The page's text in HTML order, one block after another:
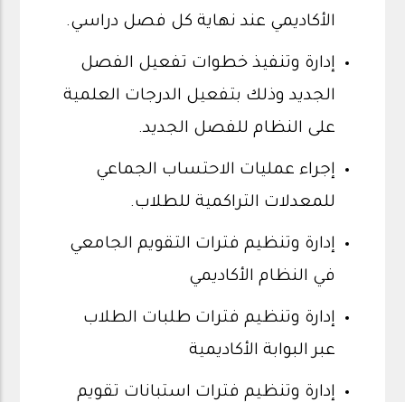
الأكاديمي عند نهاية كل فصل دراسي.
إدارة وتنفيذ خطوات تفعيل الفصل
الجديد وذلك بتفعيل الدرجات العلمية
على النظام للفصل الجديد.
إجراء عمليات الاحتساب الجماعي
للمعدلات التراكمية للطلاب.
إدارة وتنظيم فترات التقويم الجامعي
في النظام الأكاديمي
إدارة وتنظيم فترات طلبات الطلاب
عبر البوابة الأكاديمية
إدارة وتنظيم فترات استبانات تقويم